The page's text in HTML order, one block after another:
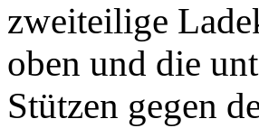
zweiteilige
oben und die
Stützen gegen